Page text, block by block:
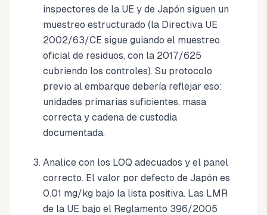
inspectores de la UE y de Japón siguen un
muestreo estructurado (la Directiva UE
2002/63/CE sigue guiando el muestreo
oficial de residuos, con la 2017/625
cubriendo los controles). Su protocolo
previo al embarque debería reflejar eso:
unidades primarias suficientes, masa
correcta y cadena de custodia
documentada.
Analice con los LOQ adecuados y el panel
correcto. El valor por defecto de Japón es
0.01 mg/kg bajo la lista positiva. Las LMR
de la UE bajo el Reglamento 396/2005